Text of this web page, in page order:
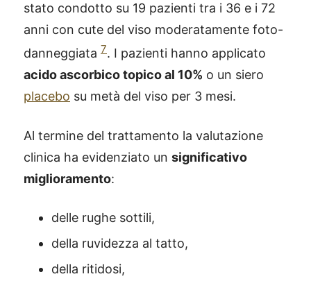
stato condotto su 19 pazienti tra i 36 e i 72
anni con cute del viso moderatamente foto-
danneggiata 7. I pazienti hanno applicato
acido ascorbico topico al 10% o un siero
placebo su metà del viso per 3 mesi.
Al termine del trattamento la valutazione
clinica ha evidenziato un significativo
miglioramento:
delle rughe sottili,
della ruvidezza al tatto,
della ritidosi,